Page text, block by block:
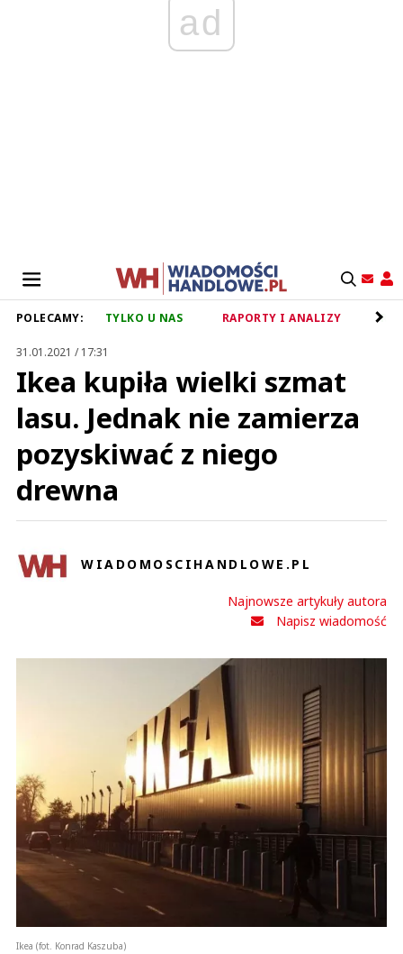
ad
POLECAMY: TYLKO U NAS RAPORTY I ANALIZY
31.01.2021 / 17:31
Ikea kupiła wielki szmat
lasu. Jednak nie zamierza
pozyskiwać z niego
drewna
WIADOMOSCIHANDLOWE.PL
Najnowsze artykuły autora
Napisz wiadomość
Ikea (fot. Konrad Kaszuba)